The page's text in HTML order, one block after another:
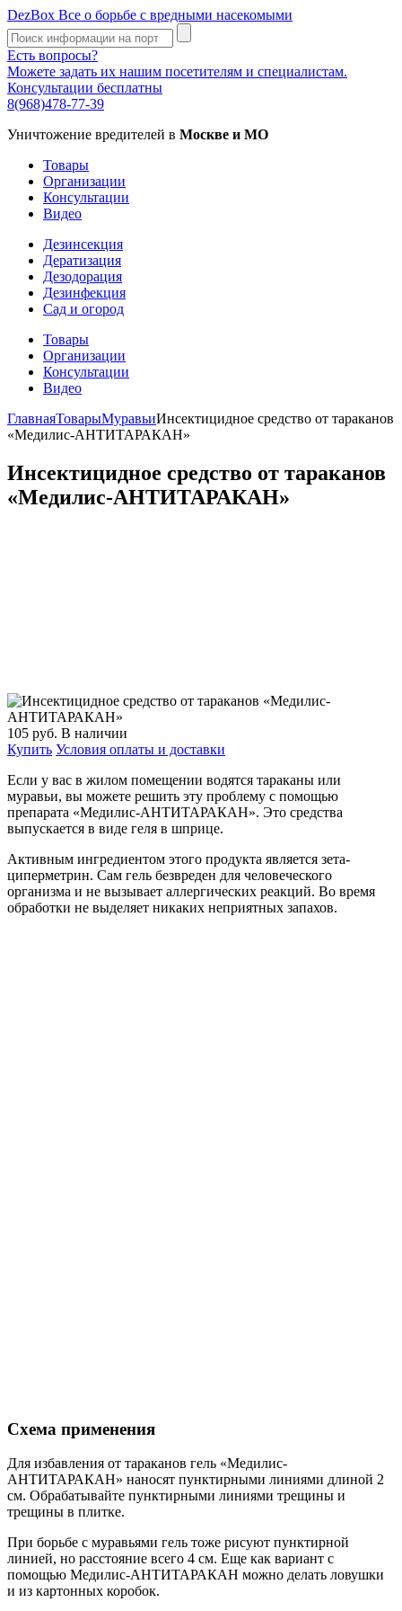
DezBox Все о борьбе с вредными насекомыми
Есть вопросы?
Можете задать их нашим посетителям и специалистам.
Консультации бесплатны
8(968)478-77-39
Уничтожение вредителей в Москве и МО
Товары
Организации
Консультации
Видео
Дезинсекция
Дератизация
Дезодорация
Дезинфекция
Сад и огород
Товары
Организации
Консультации
Видео
ГлавнаяТоварыМуравьиИнсектицидное средство от тараканов
«Медилис-АНТИТАРАКАН»
Инсектицидное средство от тараканов
«Медилис-АНТИТАРАКАН»
105 руб. В наличии
Купить Условия оплаты и доставки
Если у вас в жилом помещении водятся тараканы или
муравьи, вы можете решить эту проблему с помощью
препарата «Медилис-АНТИТАРАКАН». Это средства
выпускается в виде геля в шприце.
Активным ингредиентом этого продукта является зета-
циперметрин. Сам гель безвреден для человеческого
организма и не вызывает аллергических реакций. Во время
обработки не выделяет никаких неприятных запахов.
Схема применения
Для избавления от тараканов гель «Медилис-
АНТИТАРАКАН» наносят пунктирными линиями длиной 2
см. Обрабатывайте пунктирными линиями трещины и
трещины в плитке.
При борьбе с муравьями гель тоже рисуют пунктирной
линией, но расстояние всего 4 см. Еще как вариант с
помощью Медилис-АНТИТАРАКАН можно делать ловушки
и из картонных коробок.